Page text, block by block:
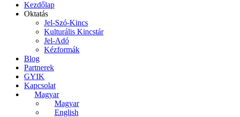
Kezdőlap
Oktatás
Jel-Szó-Kincs
Kulturális Kincstár
Jel-Adó
Kézformák
Blog
Partnerek
GYIK
Kapcsolat
Magyar
Magyar
English